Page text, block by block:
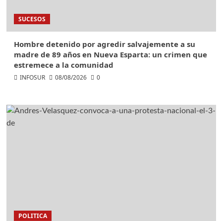
SUCESOS
Hombre detenido por agredir salvajemente a su
madre de 89 años en Nueva Esparta: un crimen que
estremece a la comunidad
INFOSUR 08/08/2026 0
POLITICA